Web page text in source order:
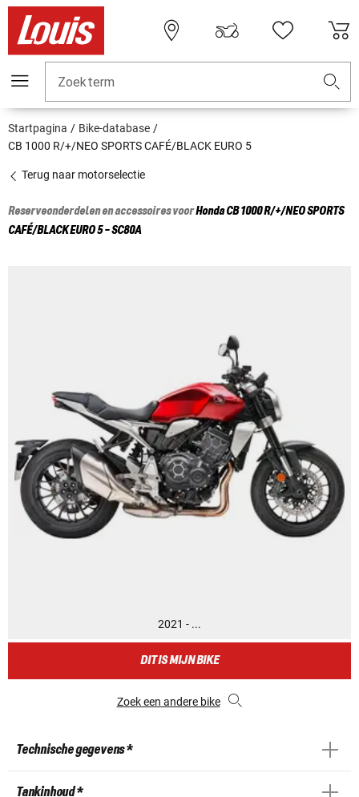
Zoekterm
Startpagina
Bike-database
CB 1000 R/+/NEO SPORTS CAFÉ/BLACK EURO 5
Terug naar motorselectie
Reserveonderdelen en accessoires voorHondaCB 1000 R/+/NEO SPORTS
CAFÉ/BLACK EURO 5 - SC80A
2021 - ...
DIT IS MIJN BIKE
Zoek een andere bike
Technische gegevens *
Tankinhoud *